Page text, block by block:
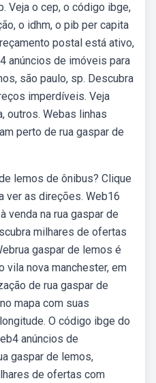
Veja o cep, o código ibge,
o idhm, o pib per capita
postal está ativo,
anúncios de imóveis para
são paulo, sp. Descubra
imperdíveis. Veja
outros. Webas linhas
perto de rua gaspar de
lemos de ônibus? Clique
ver as direções. Web16
venda na rua gaspar de
milhares de ofertas
gaspar de lemos é
vila nova manchester, em
de rua gaspar de
mapa com suas
O código ibge do
anúncios de
gaspar de lemos,
de ofertas com